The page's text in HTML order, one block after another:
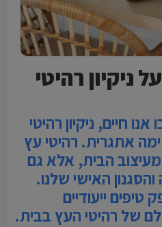
ניקיון רהיטי
חיים, ניקיון רהיטי
אתגרית. רהיטי עץ
הבית, אלא גם
האישי שלנו.
ייעודיים
של רהיטי העץ בבית.